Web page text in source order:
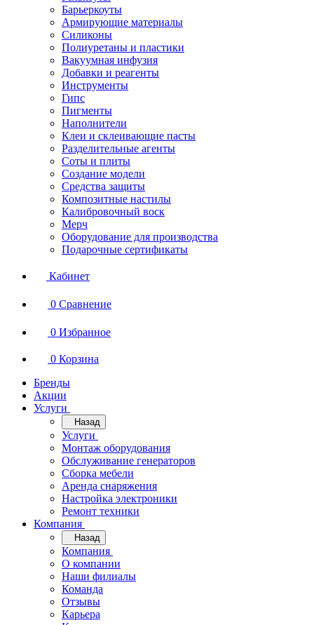
Барьеркоуты
Армирующие материалы
Силиконы
Полиуретаны и пластики
Вакуумная инфузия
Добавки и реагенты
Инструменты
Гипс
Пигменты
Наполнители
Клеи и склеивающие пасты
Разделительные агенты
Соты и плиты
Создание модели
Средства защиты
Композитные настилы
Калибровочный воск
Мерч
Оборудование для производства
Подарочные сертификаты
Кабинет
0 Сравнение
0 Избранное
0 Корзина
Бренды
Акции
Услуги
Назад
Услуги
Монтаж оборудования
Обслуживание генераторов
Сборка мебели
Аренда снаряжения
Настройка электроники
Ремонт техники
Компания
Назад
Компания
О компании
Наши филиалы
Команда
Отзывы
Карьера